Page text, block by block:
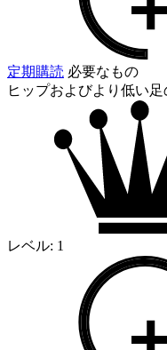
定期購読 必要なもの
ヒップおよびより低い足
レベル: 1